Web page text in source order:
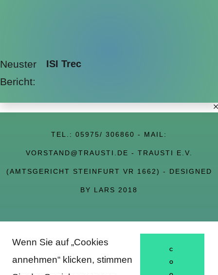
Neuster
Bericht:
ISI Trec
TEL.: 05975/ 306860 - MAIL:
VORSTAND@TRAUSTI.DE - TRAUSTI E.V.
(AMTSGERICHT STEINFURT VR 1662) - DESIGNED
BY LARS 2018
About Trausti e.V.
Wenn Sie auf „Cookies
annehmen“ klicken, stimmen
C
O